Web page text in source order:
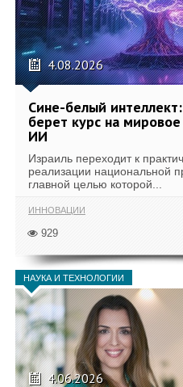
4.08.2026
Сине-белый
берет курс на
ИИ
Израиль переходит к
реализации национальной
главной целью которой...
ИННОВАЦИИ
929
НАУКА И ТЕХНОЛОГИИ
4.06.2026